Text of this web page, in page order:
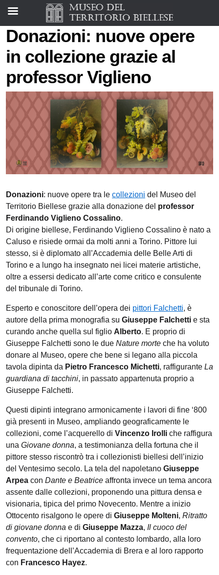
Donazioni: nuove opere
in collezione grazie al
professor Viglieno
Donazioni: nuove opere tra le collezioni del Museo del
Territorio Biellese grazie alla donazione del professor
Ferdinando Viglieno Cossalino.
Di origine biellese, Ferdinando Viglieno Cossalino è nato a
Caluso e risiede ormai da molti anni a Torino. Pittore lui
stesso, si è diplomato all’Accademia delle Belle Arti di
Torino e a lungo ha insegnato nei licei materie artistiche,
oltre a essersi dedicato all’arte come critico e consulente
del tribunale di Torino.
Esperto e conoscitore dell’opera dei pittori Falchetti, è
autore della prima monografia su Giuseppe Falchetti e sta
curando anche quella sul figlio Alberto. E proprio di
Giuseppe Falchetti sono le due Nature morte che ha voluto
donare al Museo, opere che bene si legano alla piccola
tavola dipinta da Pietro Francesco Michetti, raffigurante La
guardiana di tacchini, in passato appartenuta proprio a
Giuseppe Falchetti.
Questi dipinti integrano armonicamente i lavori di fine ‘800
già presenti in Museo, ampliando geograficamente le
collezioni, come l’acquerello di Vincenzo Irolli che raffigura
una Giovane donna, a testimonianza della fortuna che il
pittore stesso riscontrò tra i collezionisti biellesi dell’inizio
del Ventesimo secolo. La tela del napoletano Giuseppe
Arpea con Dante e Beatrice affronta invece un tema ancora
assente dalle collezioni, proponendo una pittura densa e
visionaria, tipica del primo Novecento. Mentre a inizio
Ottocento risalgono le opere di Giuseppe Molteni, Ritratto
di giovane donna e di Giuseppe Mazza, Il cuoco del
convento, che ci riportano al contesto lombardo, alla loro
frequentazione dell’Accademia di Brera e al loro rapporto
con Francesco Hayez.